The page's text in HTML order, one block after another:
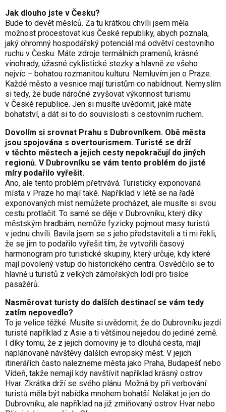
Jak dlouho jste v Česku?
Bude to devět měsíců. Za tu krátkou chvíli jsem měla
možnost procestovat kus České republiky, abych poznala,
jaký ohromný hospodářský potenciál má odvětví cestovního
ruchu v Česku. Máte zdroje termálních pramenů, krásné
vinohrady, úžasné cyklistické stezky a hlavně ze všeho
nejvíc – bohatou rozmanitou kulturu. Nemluvím jen o Praze.
Každé město a vesnice mají turistům co nabídnout. Nemyslím
si tedy, že bude náročné zvyšovat výkonnost turismu
v České republice. Jen si musíte uvědomit, jaké máte
bohatství, a dát si to do souvislosti s cestovním ruchem.
Dovolím si srovnat Prahu s Dubrovníkem. Obě města
jsou spojována s overtourismem. Turisté se drží
v těchto městech a jejich cesty nepokračují do jiných
regionů. V Dubrovníku se vám tento problém do jisté
míry podařilo vyřešit.
Ano, ale tento problém přetrvává. Turisticky exponovaná
místa v Praze ho mají také. Například v létě se na řadě
exponovaných míst nemůžete procházet, ale musíte si svou
cestu protlačit. To samé se děje v Dubrovníku, který díky
městským hradbám, nemůže fyzicky pojmout masy turistů
v jednu chvíli. Bavila jsem se s jeho představiteli a ti mi řekli,
že se jim to podařilo vyřešit tím, že vytvořili časový
harmonogram pro turistické skupiny, který určuje, kdy které
mají povolený vstup do historického centra. Osvědčilo se to
hlavně u turistů z velkých zámořských lodí pro tisíce
pasažérů.
Nasměrovat turisty do dalších destinací se vám tedy
zatím nepovedlo?
To je velice těžké. Musíte si uvědomit, že do Dubrovníku jezdí
turisté například z Asie a ti většinou nejedou do jediné země.
I díky tomu, že z jejich domoviny je to dlouhá cesta, mají
naplánované návštěvy dalších evropský měst. V jejich
itinerářích často nalezneme města jako Praha, Budapešť nebo
Vídeň, takže nemají kdy navštívit například krásný ostrov
Hvar. Zkrátka drží se svého plánu. Možná by při verbování
turistů měla být nabídka mnohem bohatší. Nelákat je jen do
Dubrovníku, ale například na již zmiňovaný ostrov Hvar nebo